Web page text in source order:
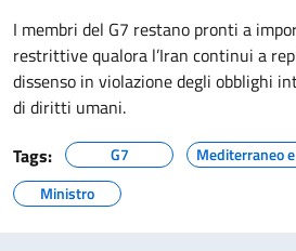
I membri del G7 restano pronti a
restrittive qualora l’Iran continui a
dissenso in violazione degli obblighi
di diritti umani.
Tags:
G7
Mediterraneo
Ministro